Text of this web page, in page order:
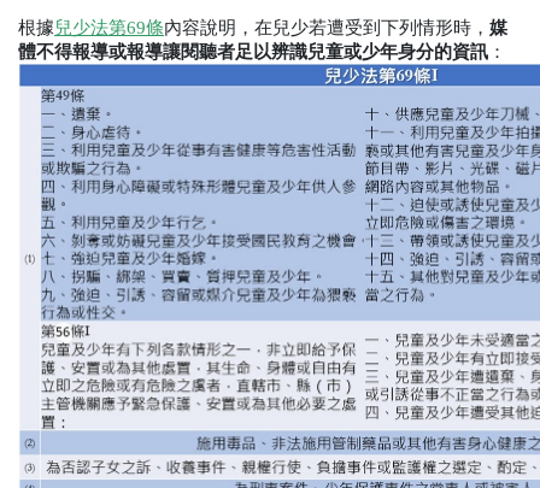
根據兒少法第69條內容說明，在兒少若遭受到下列情形時， 媒
體不得報導或報導讓閱聽者足以辨識兒童或少年身分的資訊 ：